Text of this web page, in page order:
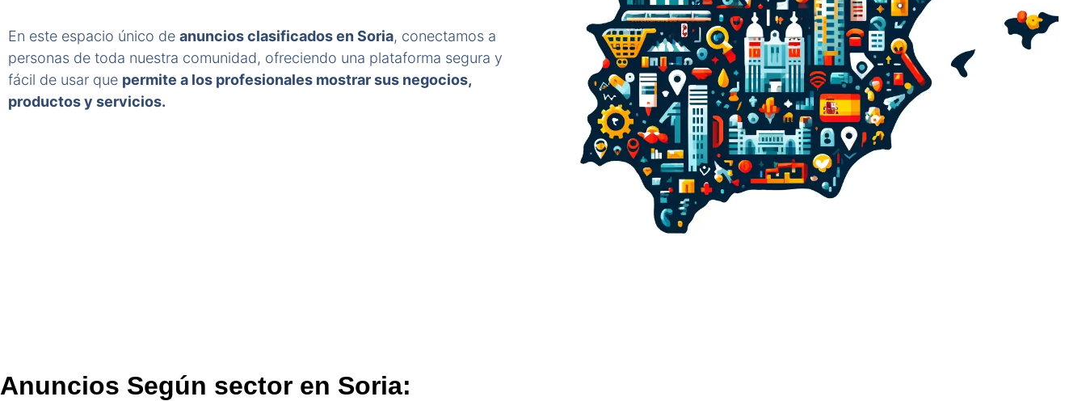
En este espacio único de anuncios clasificados en Soria, conectamos a
personas de toda nuestra comunidad, ofreciendo una plataforma segura y
fácil de usar que permite a los profesionales mostrar sus negocios,
productos y servicios.
Anuncios Según sector en Soria: